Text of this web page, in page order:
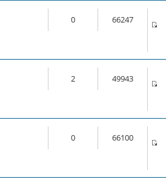
0 66247
2 49943
0 66100